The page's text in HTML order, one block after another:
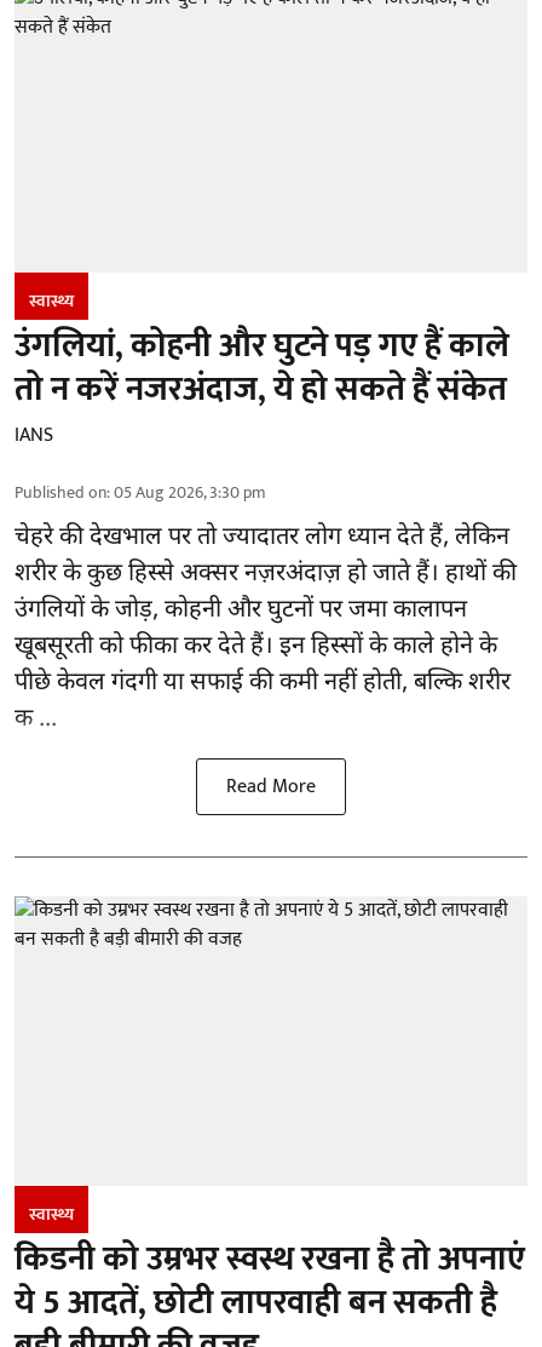
स्वास्थ्य
उंगलियां, कोहनी और घुटने पड़ गए हैं काले
तो न करें नजरअंदाज, ये हो सकते हैं संकेत
IANS
Published on:05 Aug 2026, 3:30 pm
चेहरे की देखभालपर तो ज्यादातर लोग ध्यान देते हैं, लेकिन
शरीर के कुछ हिस्से अक्सर नज़रअंदाज़ हो जाते हैं। हाथों की
उंगलियों के जोड़, कोहनी और घुटनों पर जमा कालापन
खूबसूरती को फीका कर देते हैं। इन हिस्सों के काले होने के
पीछे केवल गंदगी या सफाई की कमी नहीं होती, बल्कि शरीर
क ...
Read More
स्वास्थ्य
किडनी को उम्रभर स्वस्थ रखना है तो अपनाएं
ये 5 आदतें, छोटी लापरवाही बन सकती है